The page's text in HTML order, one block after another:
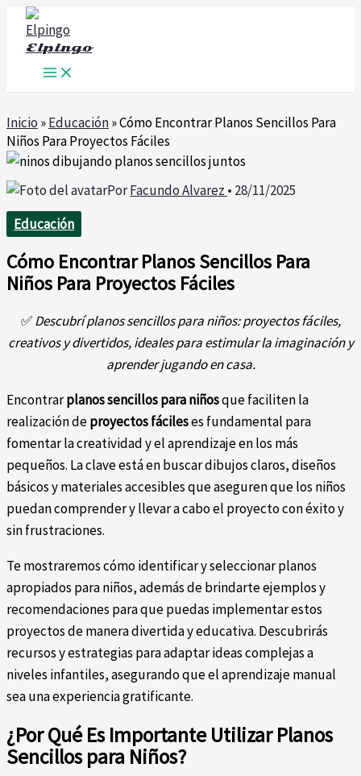
contenido
Elpingo
Inicio »Educación»Cómo Encontrar Planos Sencillos Para
Niños Para Proyectos Fáciles
PorFacundo Alvarez • 28/11/2025
Educación
Cómo Encontrar Planos Sencillos Para
Niños Para Proyectos Fáciles
✅Descubrí planos sencillos para niños: proyectos fáciles,
creativos y divertidos, ideales para estimular la imaginación y
aprender jugando en casa.
Encontrarplanos sencillos para niñosque faciliten la
realización deproyectos fácileses fundamental para
fomentar la creatividad y el aprendizaje en los más
pequeños. La clave está en buscar dibujos claros, diseños
básicos y materiales accesibles que aseguren que los niños
puedan comprender y llevar a cabo el proyecto con éxito y
sin frustraciones.
Te mostraremos cómo identificar y seleccionar planos
apropiados para niños, además de brindarte ejemplos y
recomendaciones para que puedas implementar estos
proyectos de manera divertida y educativa. Descubrirás
recursos y estrategias para adaptar ideas complejas a
niveles infantiles, asegurando que el aprendizaje manual
sea una experiencia gratificante.
¿Por Qué Es Importante Utilizar Planos
Sencillos para Niños?